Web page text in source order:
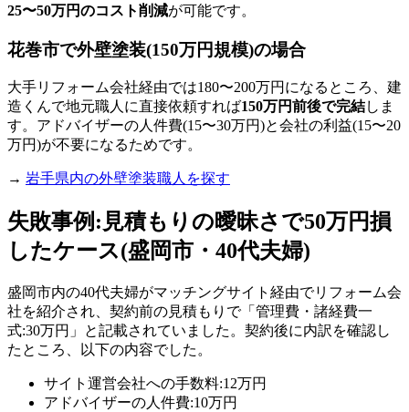
25〜50万円のコスト削減が可能です。
花巻市で外壁塗装(150万円規模)の場合
大手リフォーム会社経由では180〜200万円になるところ、建
造くんで地元職人に直接依頼すれば150万円前後で完結しま
す。アドバイザーの人件費(15〜30万円)と会社の利益(15〜20
万円)が不要になるためです。
→ 岩手県内の外壁塗装職人を探す
失敗事例:見積もりの曖昧さで50万円損
したケース(盛岡市・40代夫婦)
盛岡市内の40代夫婦がマッチングサイト経由でリフォーム会
社を紹介され、契約前の見積もりで「管理費・諸経費一
式:30万円」と記載されていました。契約後に内訳を確認し
たところ、以下の内容でした。
サイト運営会社への手数料:12万円
アドバイザーの人件費:10万円